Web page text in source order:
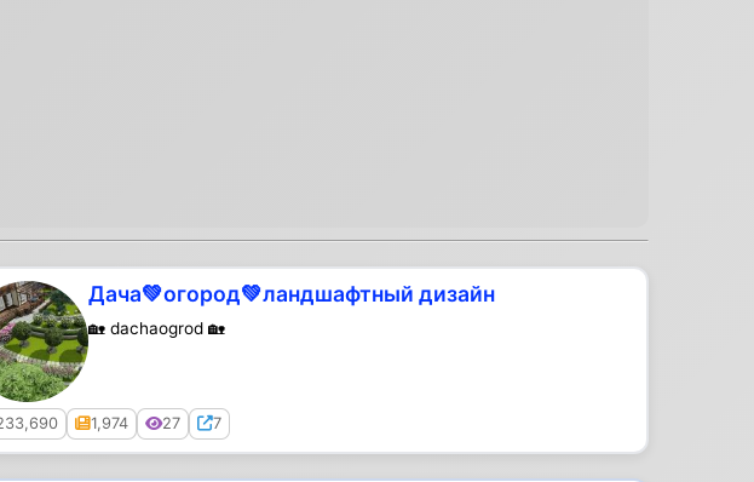
Public
Дача💚огород💚ландшафтный дизайн
🏡 dachaogrod 🏡
1,974 27 7